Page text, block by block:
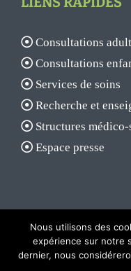
Consultations
Consultations
Services de soins
Recherche et
Structures
Espace presse
© 2017 - Centre
Nous utilisons des
expérience sur notre
dernier, nous